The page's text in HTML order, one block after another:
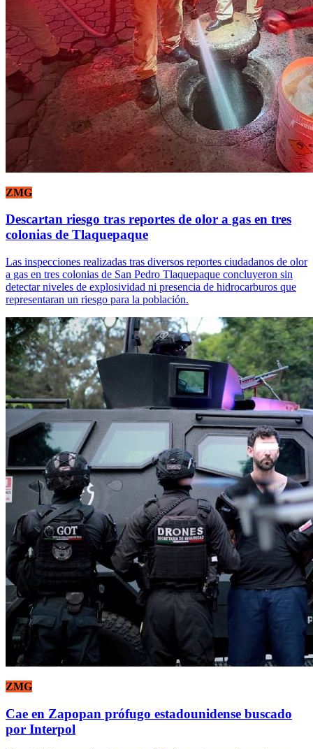
ZMG
Descartan riesgo tras reportes de olor a gas en tres
colonias de Tlaquepaque
Las inspecciones realizadas tras diversos reportes ciudadanos de olor
a gas en tres colonias de San Pedro Tlaquepaque concluyeron sin
detectar niveles de explosividad ni presencia de hidrocarburos que
representaran un riesgo para la población.
ZMG
Cae en Zapopan prófugo estadounidense buscado
por Interpol